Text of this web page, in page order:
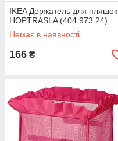
IKEA Держатель для пляшок
HOPTRASLA (404.973.24)
Немає в наявності
166 ₴